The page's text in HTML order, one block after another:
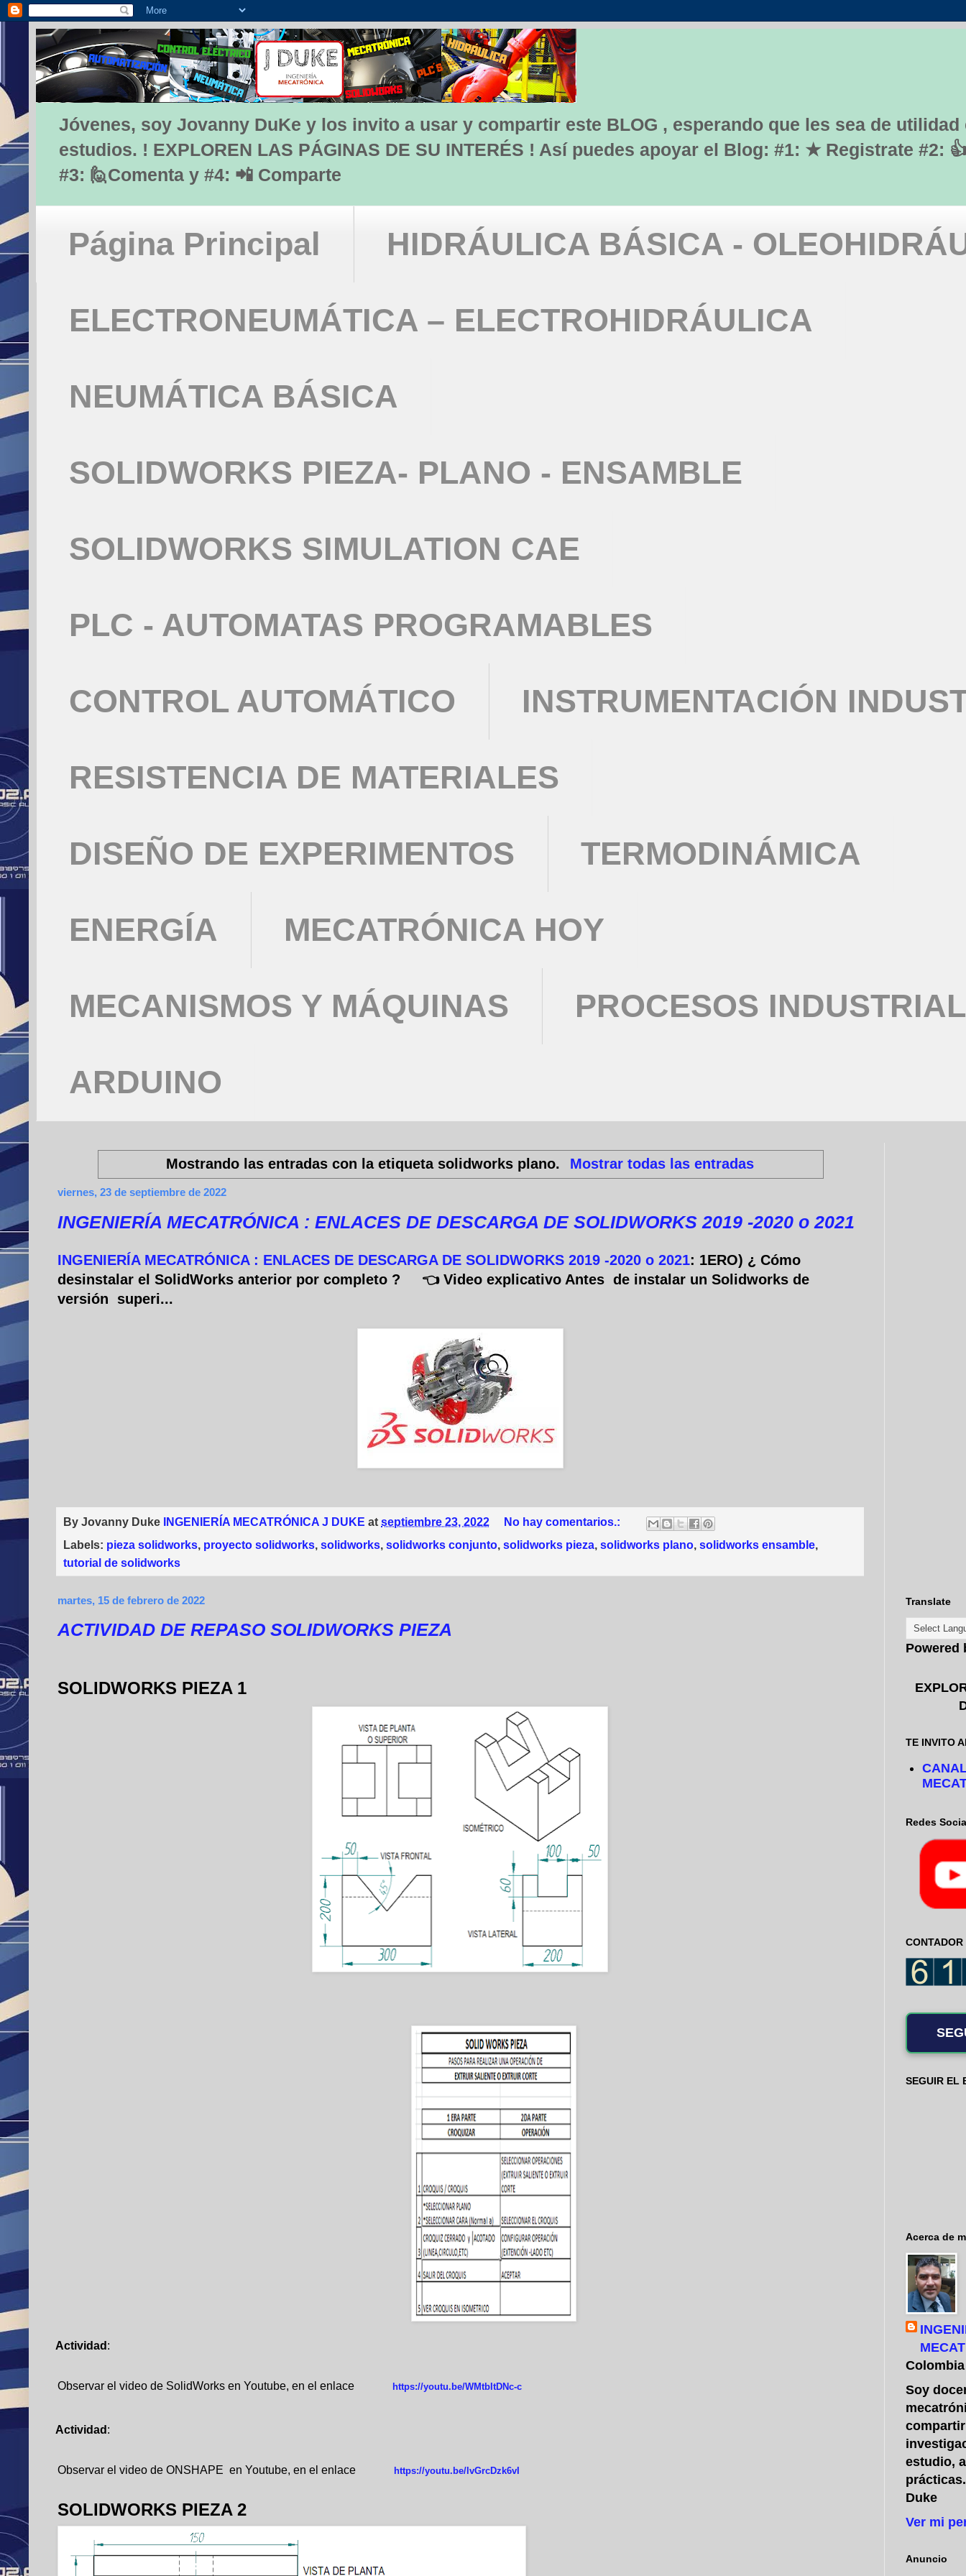
Jóvenes, soy Jovanny DuKe y los invito a usar y compartir este BLOG , esperando que les sea de utilidad
estudios. ! EXPLOREN LAS PÁGINAS DE SU INTERÉS ! Así puedes apoyar el Blog: #1: ★ Registrate #2:
#3: 🙋Comenta y #4: 📲 Comparte
Página Principal HIDRÁULICA BÁSICA -
ELECTRONEUMÁTICA – ELECTROHIDRÁULICA
NEUMÁTICA BÁSICA
SOLIDWORKS PIEZA- PLANO - ENSAMBLE
SOLIDWORKS SIMULATION CAE
PLC - AUTOMATAS PROGRAMABLES
CONTROL AUTOMÁTICO INSTRUMENTACIÓN
RESISTENCIA DE MATERIALES
DISEÑO DE EXPERIMENTOS TERMODINÁMICA
ENERGÍA MECATRÓNICA HOY
MECANISMOS Y MÁQUINAS PROCESOS
ARDUINO
Mostrando las entradas con la etiqueta solidworks plano. Mostrar todas las entradas
viernes, 23 de septiembre de 2022
INGENIERÍA MECATRÓNICA : ENLACES DE DESCARGA DE SOLIDWORKS 2019 -2020 o 2021
INGENIERÍA MECATRÓNICA : ENLACES DE DESCARGA DE SOLIDWORKS 2019 -2020 o 2021: 1ERO) ¿ Cómo
desinstalar el SolidWorks anterior por completo ? 👈 Video explicativo Antes de instalar un Solidworks de
versión superi...
By Jovanny Duke INGENIERÍA MECATRÓNICA J DUKE at septiembre 23, 2022
No hay comentarios.:
Labels: pieza solidworks, proyecto solidworks, solidworks, solidworks conjunto, solidworks pieza, solidworks plano, solidworks ensamble,
tutorial de solidworks
martes, 15 de febrero de 2022
ACTIVIDAD DE REPASO SOLIDWORKS PIEZA
SOLIDWORKS PIEZA 1
Actividad :
Observar el video de SolidWorks en Youtube, en el enlace https://youtu.be/WMtbItDNc-c
Actividad :
Observar el video de ONSHAPE  en Youtube, en el enlace https://youtu.be/lvGrcDzk6vI
SOLIDWORKS PIEZA 2
Translate
Powered
TE INVITO
Redes
CONTADOR
SEGUIR EL
Acerca de
Colombia
Soy
estudio,
Duke
Ver mi
Anuncio